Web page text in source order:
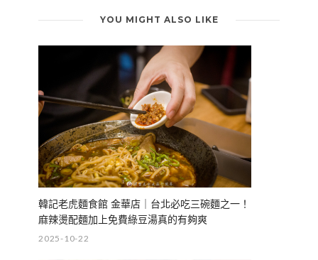
YOU MIGHT ALSO LIKE
韓記老虎麵食館 金華店｜台北必吃三碗麵之一！
麻辣燙配麵加上免費綠豆湯真的有夠爽
2025-10-22